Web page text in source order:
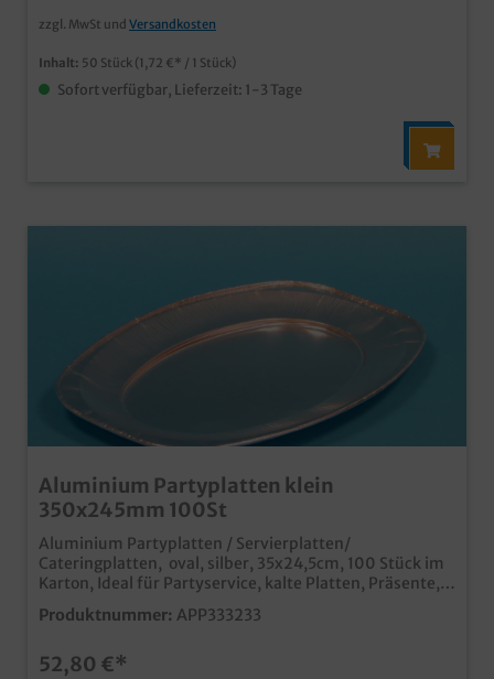
zzgl. MwSt und Versandkosten
Inhalt: 50 Stück (1,72 €* / 1 Stück)
Sofort verfügbar, Lieferzeit: 1-3 Tage
Aluminium Partyplatten klein
350x245mm 100St
Aluminium Partyplatten / Servierplatten/
Cateringplatten, oval, silber, 35x24,5cm, 100 Stück im
Karton, Ideal für Partyservice, kalte Platten, Präsente,
Empfänge, usw., lebensmittelecht und abwaschbar
passender Transport- und Schaukarton im Shop
Produktnummer: APP333233
52,80 €*